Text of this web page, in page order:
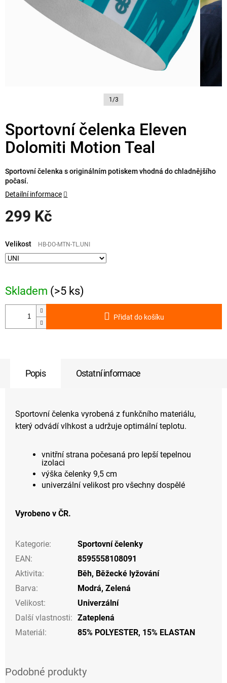
1/3
Sportovní čelenka Eleven
Dolomiti Motion Teal
299 Kč
cena:
Skladem (>5 ks)
Velikost HB-DO-MTN-TL.UNI
Přidat do košíku
Sportovní čelenka s originálním potiskem vhodná do chladnějšího
počasí.
Detailní informace
Popis Ostatní informace
Sportovní čelenka vyrobená z funkčního materiálu,
který odvádí vlhkost a udržuje optimální teplotu.
vnitřní strana počesaná pro lepší tepelnou
izolaci
výška čelenky 9,5 cm
univerzální velikost pro všechny dospělé
Vyrobeno v ČR.
Kategorie:
Sportovní čelenky
EAN:
8595558108091
Aktivita: Běh, Běžecké lyžování
Barva: Modrá, Zelená
Velikost:
Univerzální
Další vlastnosti: Zateplená
Materiál: 85% POLYESTER, 15% ELASTAN